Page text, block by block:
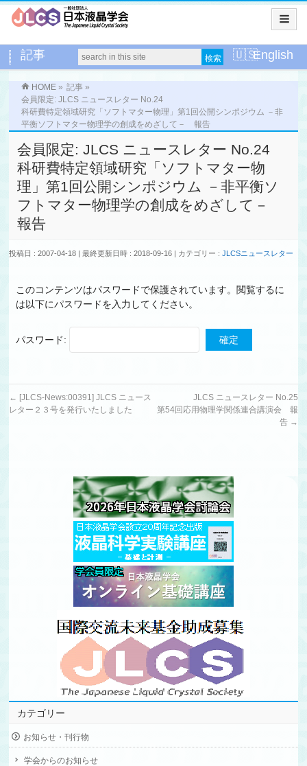
記事 English
HOME » 記事 »
会員限定: JLCS ニュースレター No.24
科研費特定領域研究「ソフトマター物理」第1回公開シンポジウム －非
平衡ソフトマター物理学の創成をめざして－ 報告
会員限定: JLCS ニュースレター No.24
科研費特定領域研究「ソフトマター物
理」第1回公開シンポジウム －非平衡ソ
フトマター物理学の創成をめざして－
報告
投稿日 : 2007-04-18 最終更新日時 : 2018-09-16 カテゴリー :JLCSニュースレター
このコンテンツはパスワードで保護されています。閲覧するに
は以下にパスワードを入力してください。
パスワード:
← [JLCS-News:00391] JLCS ニュース
レター２３号を発行いたしました
JLCS ニュースレター No.25
第54回応用物理学関係連合講演会 報
告 →
カテゴリー
お知らせ・刊行物
学会からのお知らせ